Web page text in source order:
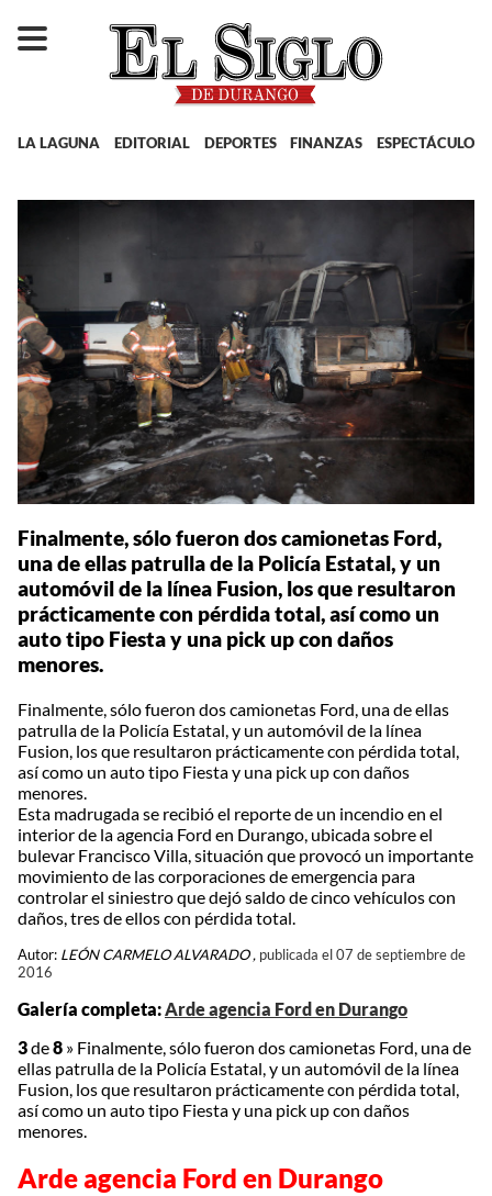
LA LAGUNA EDITORIAL DEPORTES FINANZAS ESPECTÁCULOS
Finalmente, sólo fueron dos camionetas Ford,
una de ellas patrulla de la Policía Estatal, y un
automóvil de la línea Fusion, los que resultaron
prácticamente con pérdida total, así como un
auto tipo Fiesta y una pick up con daños
menores.
Finalmente, sólo fueron dos camionetas Ford, una de ellas
patrulla de la Policía Estatal, y un automóvil de la línea
Fusion, los que resultaron prácticamente con pérdida total,
así como un auto tipo Fiesta y una pick up con daños
menores.
Esta madrugada se recibió el reporte de un incendio en el
interior de la agencia Ford en Durango, ubicada sobre el
bulevar Francisco Villa, situación que provocó un importante
movimiento de las corporaciones de emergencia para
controlar el siniestro que dejó saldo de cinco vehículos con
daños, tres de ellos con pérdida total.
Autor: LEÓN CARMELO ALVARADO , publicada el 07 de septiembre de
2016
Galería completa: Arde agencia Ford en Durango
3de8 » Finalmente, sólo fueron dos camionetas Ford, una de
ellas patrulla de la Policía Estatal, y un automóvil de la línea
Fusion, los que resultaron prácticamente con pérdida total,
así como un auto tipo Fiesta y una pick up con daños
menores.
Arde agencia Ford en Durango